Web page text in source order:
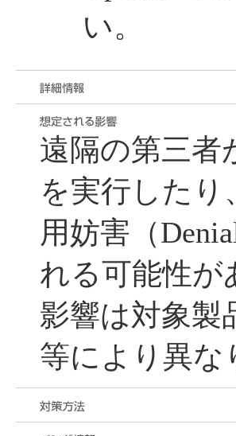
い。
遠隔の第三者
を実行したり
用妨害（
れる可能性が
影響は対象製
等により異な